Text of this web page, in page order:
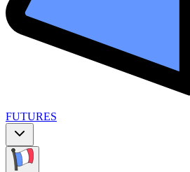
FUTURES